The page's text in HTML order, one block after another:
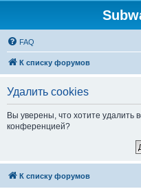
FAQ
К списку форумов
Удалить cookies
Вы уверены, что хотите удалить
конференцией?
К списку форумов